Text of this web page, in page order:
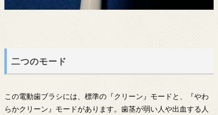
二つのモード
この電動歯ブラシには、標準の『クリーン』モードと、『やわ
らかクリーン』モードがあります。歯茎が弱い人や出血する人